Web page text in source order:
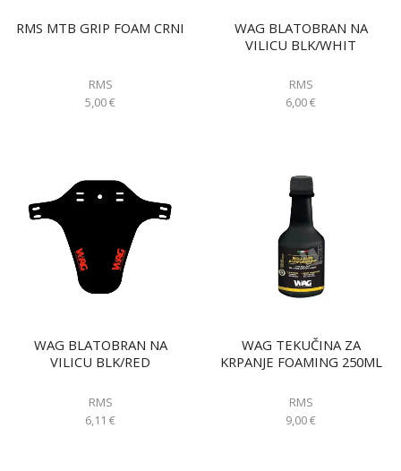
RMS MTB GRIP FOAM CRNI
RMS
5,00€
WAG BLATOBRAN NA
VILICU BLK/WHIT
RMS
6,00€
WAG BLATOBRAN NA
VILICU BLK/RED
RMS
6,11 €
WAG TEKUČINA ZA
KRPANJE FOAMING 250ML
RMS
9,00€